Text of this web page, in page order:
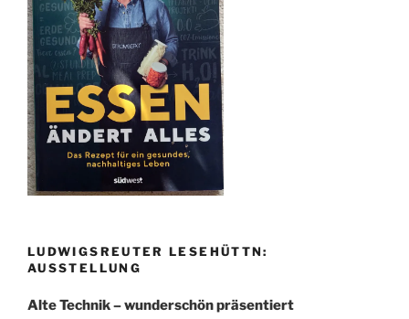
LUDWIGSREUTER LESEHÜTTN:
AUSSTELLUNG
Alte Technik – wunderschön präsentiert